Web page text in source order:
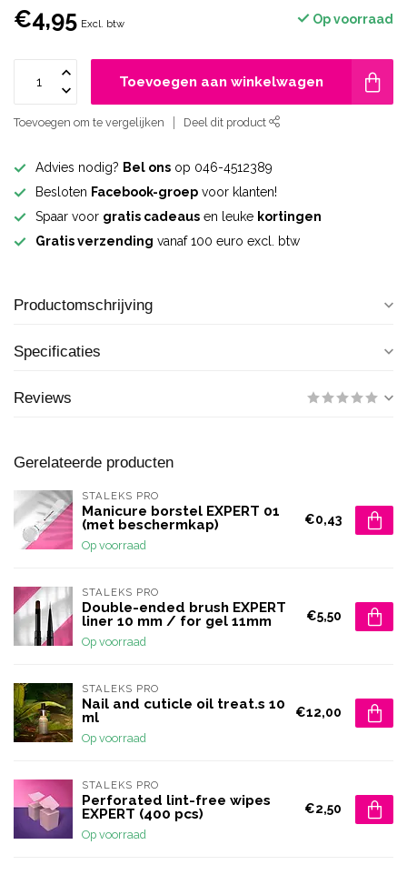
€4,95 Excl. btw Op voorraad
Toevoegen aan winkelwagen
Toevoegen om te vergelijken Deel dit product
Advies nodig? Bel ons op 046-4512389
Besloten Facebook-groep voor klanten!
Spaar voor gratis cadeaus en leuke kortingen
Gratis verzending vanaf 100 euro excl. btw
Productomschrijving
Specificaties
Reviews
Gerelateerde producten
STALEKS PRO
Manicure borstel EXPERT 01
(met beschermkap)
Op voorraad
€0,43
STALEKS PRO
Double-ended brush EXPERT
liner 10 mm / for gel 11mm
Op voorraad
€5,50
STALEKS PRO
Nail and cuticle oil treat.s 10
ml
Op voorraad
€12,00
STALEKS PRO
Perforated lint-free wipes
EXPERT (400 pcs)
Op voorraad
€2,50